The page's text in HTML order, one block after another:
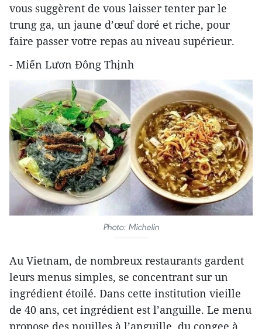
vous suggèrent de vous laisser tenter par le
trung ga, un jaune d’œuf doré et riche, pour
faire passer votre repas au niveau supérieur.
- Miến Lươn Đông Thịnh
Photo: Michelin
Au Vietnam, de nombreux restaurants gardent
leurs menus simples, se concentrant sur un
ingrédient étoilé. Dans cette institution vieille
de 40 ans, cet ingrédient est l’anguille. Le menu